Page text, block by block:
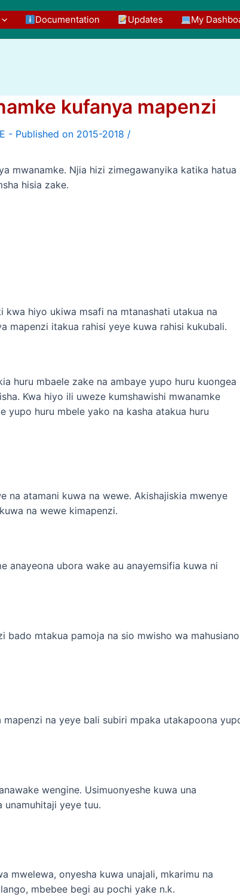
Documentation Updates My
kufanya mapenzi
/
mwanamke. Njia hizi zimegawanyika katika hatua
hisia zake.
kwa hiyo ukiwa msafi na mtanashati utakua na
mapenzi itakua rahisi yeye kuwa rahisi kukubali.
huru mbaele zake na ambaye yupo huru kuongea
Kwa hiyo ili uweze kumshawishi mwanamke
yupo huru mbele yako na kasha atakua huru
na atamani kuwa na wewe. Akishajiskia mwenye
na wewe kimapenzi.
anayeona ubora wake au anayemsifia kuwa ni
bado mtakua pamoja na sio mwisho wa mahusiano
na yeye bali subiri mpaka utakapoona
wengine. Usimuonyeshe kuwa una
unamuhitaji yeye tuu.
mwelewa, onyesha kuwa unajali, mkarimu na
mbebee begi au pochi yake n.k.